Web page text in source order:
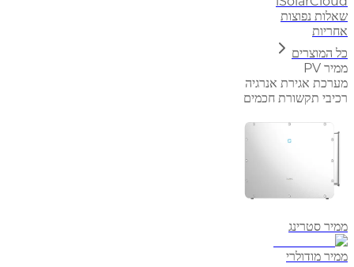
שאלות נפוצות
אחריות
כל המוצרים
ממיר PV
מערכת אגירת אנרגיה
רכיבי תקשורת חכמים
ממיר סטרינג
ממיר מודולרי